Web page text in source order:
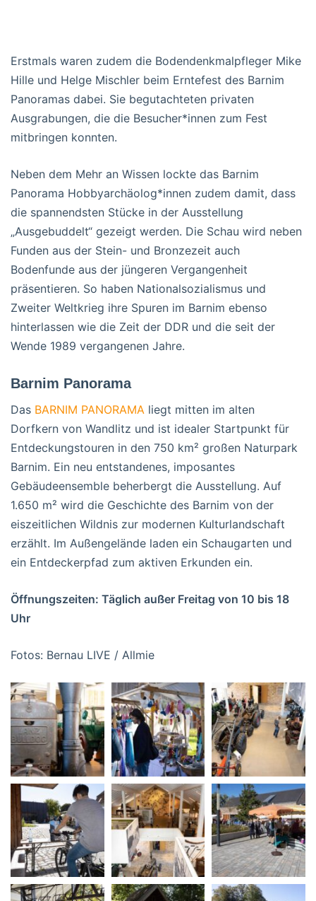
Erstmals waren zudem die Bodendenkmalpfleger Mike
Hille und Helge Mischler beim Erntefest des Barnim
Panoramas dabei. Sie begutachteten privaten
Ausgrabungen, die die Besucher*innen zum Fest
mitbringen konnten.
Neben dem Mehr an Wissen lockte das Barnim
Panorama Hobbyarchäolog*innen zudem damit, dass
die spannendsten Stücke in der Ausstellung
„Ausgebuddelt“ gezeigt werden. Die Schau wird neben
Funden aus der Stein- und Bronzezeit auch
Bodenfunde aus der jüngeren Vergangenheit
präsentieren. So haben Nationalsozialismus und
Zweiter Weltkrieg ihre Spuren im Barnim ebenso
hinterlassen wie die Zeit der DDR und die seit der
Wende 1989 vergangenen Jahre.
Barnim Panorama
Das BARNIM PANORAMA liegt mitten im alten
Dorfkern von Wandlitz und ist idealer Startpunkt für
Entdeckungstouren in den 750 km² großen Naturpark
Barnim. Ein neu entstandenes, imposantes
Gebäudeensemble beherbergt die Ausstellung. Auf
1.650 m² wird die Geschichte des Barnim von der
eiszeitlichen Wildnis zur modernen Kulturlandschaft
erzählt. Im Außengelände laden ein Schaugarten und
ein Entdeckerpfad zum aktiven Erkunden ein.
Öffnungszeiten: Täglich außer Freitag von 10 bis 18
Uhr
Fotos: Bernau LIVE / Allmie